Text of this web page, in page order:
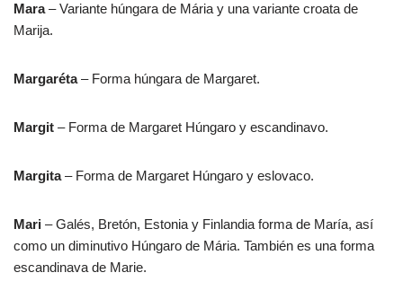
Mara– Variante húngara de Mária y una variante croata de
Marija.
Margaréta– Forma húngara de Margaret.
Margit – Forma de Margaret Húngaro y escandinavo.
Margita– Forma de Margaret Húngaro y eslovaco.
Mari – Galés, Bretón, Estonia y Finlandia forma de María, así
como un diminutivo Húngaro de Mária. También es una forma
escandinava de Marie.